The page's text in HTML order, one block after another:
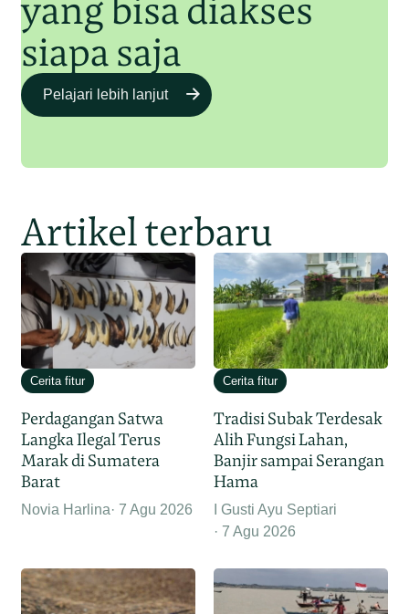
yang bisa diakses
siapa saja
Pelajari lebih lanjut
Artikel terbaru
Cerita fitur
Perdagangan Satwa
Langka Ilegal Terus
Marak di Sumatera
Barat
Novia Harlina 7 Agu 2026
Cerita fitur
Tradisi Subak Terdesak
Alih Fungsi Lahan,
Banjir sampai Serangan
Hama
I Gusti Ayu Septiari
7 Agu 2026